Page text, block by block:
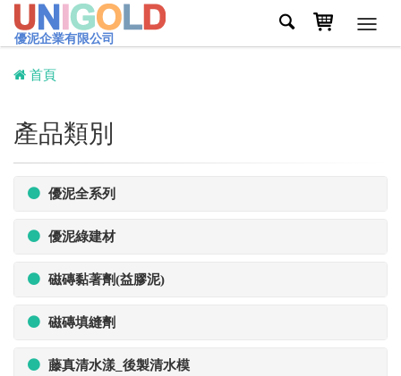
優泥企業有限公司
首頁
產品類別
優泥全系列
優泥綠建材
磁磚黏著劑(益膠泥)
磁磚填縫劑
藤真清水漾_後製清水模